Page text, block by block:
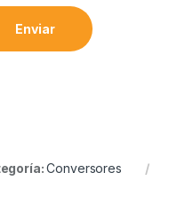
Enviar
Conversores